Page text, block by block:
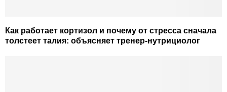
Как работает кортизол и почему от стресса сначала
толстеет талия: объясняет тренер-нутрициолог